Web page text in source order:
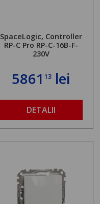
SpaceLogic, Controller
RP-C Pro RP-C-16B-F-
230V
586113 lei
DETALII